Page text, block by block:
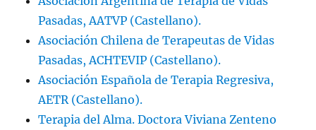
Pasadas, AATVP (Castellano).
Asociación Chilena de Terapeutas de Vidas
Pasadas, ACHTEVIP (Castellano).
Asociación Española de Terapia Regresiva,
AETR (Castellano).
Terapia del Alma. Doctora Viviana Zenteno